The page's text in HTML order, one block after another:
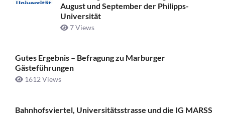
August und September der Philipps-
Universität
7 Views
Gutes Ergebnis – Befragung zu Marburger
Gästeführungen
1612 Views
Bahnhofsviertel, Universitätsstrasse und die IG MARSS